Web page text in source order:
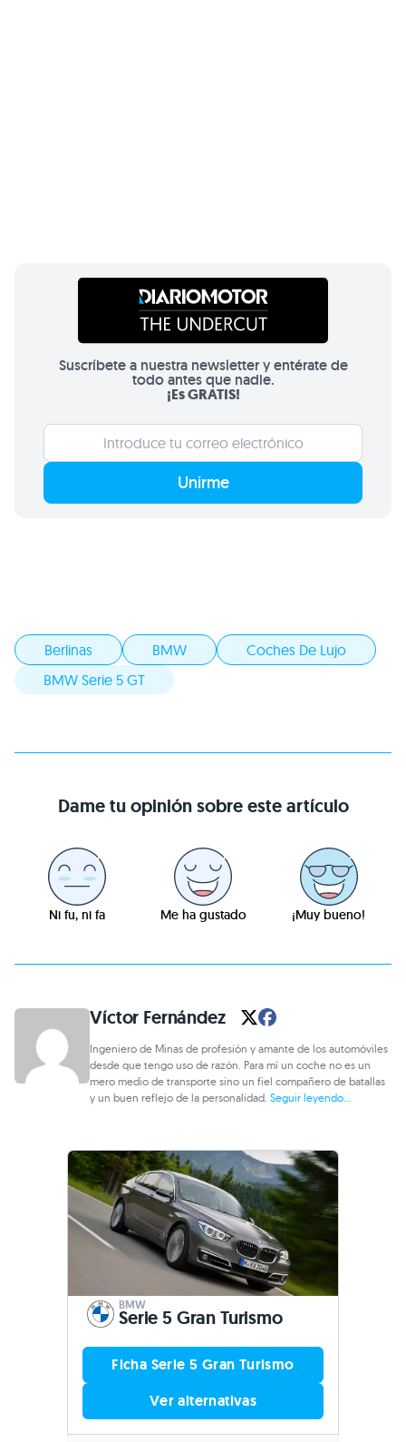
Suscríbete a nuestra newsletter y entérate de
todo antes que nadie.
¡Es GRATIS!
Unirme
Berlinas BMW
Coches De Lujo
BMW Serie 5 GT
Dame tu opinión sobre este artículo
Ni fu, ni fa Me ha gustado ¡Muy bueno!
Víctor Fernández
Ingeniero de Minas de profesión y amante de los automóviles
desde que tengo uso de razón. Para mí un coche no es un
mero medio de transporte sino un fiel compañero de batallas
y un buen reflejo de la personalidad.Seguir leyendo...
BMW
Serie 5 Gran Turismo
Ficha Serie 5 Gran Turismo
Ver alternativas